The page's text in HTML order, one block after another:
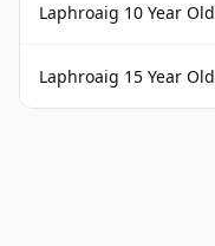
Laphroaig 10 Year
Laphroaig 15 Year